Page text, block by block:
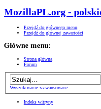
MozillaPL.org -
Przejdź do głównego menu
Przejdź do głównej zawartości
Główne menu:
Strona główna
Forum
Wyszukiwanie zaawansowane
Indeks witryny